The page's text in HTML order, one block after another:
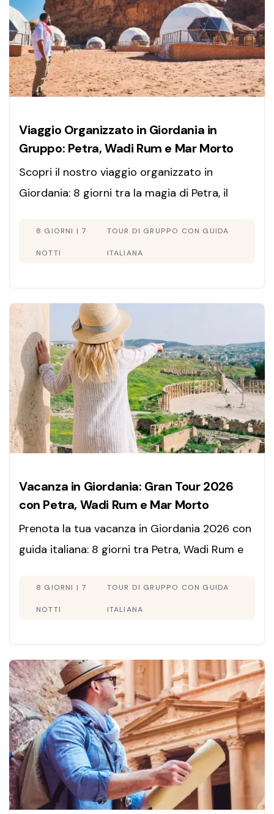
Viaggio Organizzato in Giordania in
Gruppo: Petra, Wadi Rum e Mar Morto
Scopri il nostro viaggio organizzato in
Giordania: 8 giorni tra la magia di Petra, il
Include guida in italiano, Jerash e l'autentica
As-Salt. Offerta completa, prenota ora!
8 GIORNI | 7
NOTTI
TOUR DI GRUPPO CON GUIDA
ITALIANA
Vacanza in Giordania: Gran Tour 2026
con Petra, Wadi Rum e Mar Morto
Prenota la tua vacanza in Giordania 2026 con
guida italiana: 8 giorni tra Petra, Wadi Rum e
di più!8 GIORNI | 7
NOTTI
TOUR DI GRUPPO CON GUIDA
ITALIANA